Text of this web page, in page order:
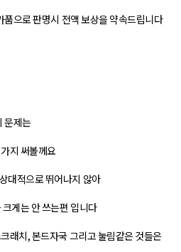
품으로 판명시 전액 보상을 약속드립니다
문제는
지 써볼께요
대적으로 뛰어나지 않아
게는 안 쓰는편 입니다
래치, 본드자국 그리고 눌림같은 것들은